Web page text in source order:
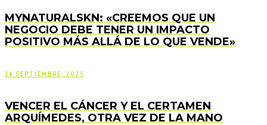
MYNATURALSKN: «CREEMOS QUE UN
NEGOCIO DEBE TENER UN IMPACTO
POSITIVO MÁS ALLÁ DE LO QUE VENDE»
24 SEPTIEMBRE, 2025
VENCER EL CÁNCER Y EL CERTAMEN
ARQUÍMEDES, OTRA VEZ DE LA MANO